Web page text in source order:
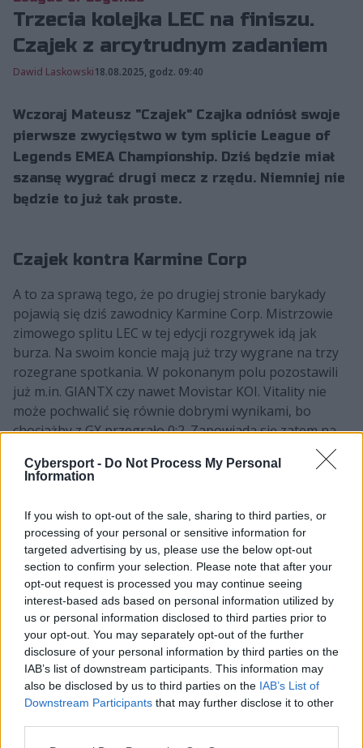
Cybersport - Do Not Process My Personal
Information
If you wish to opt-out of the sale, sharing to third parties, or
processing of your personal or sensitive information for
targeted advertising by us, please use the below opt-out
section to confirm your selection. Please note that after your
opt-out request is processed you may continue seeing
interest-based ads based on personal information utilized by
us or personal information disclosed to third parties prior to
your opt-out. You may separately opt-out of the further
disclosure of your personal information by third parties on the
IAB’s list of downstream participants. This information may
also be disclosed by us to third parties on the IAB’s List of
Downstream Participants that may further disclose it to other
Trzecia kolejka LEC na finiszu.
Czajek z arcytrudnym zadaniem
Dawid Laskowski18.08.2025, godz. 09:40
Wczoraj Mateusz "Czajek" Czajka odniósł swoje
pierwsze zwycięstwo w tym splicie League of
Legends EMEA Championship. Dziś będzie miał
szansę wygrać drugi mecz z rzędu. Niemniej nie
będzie to już tak proste.
Czajek kontra Karmine Corp
A to za sprawą tego, że po drugiej stronie barykady
pojawią się dziś zawodnicy Karmine Corp. Mistrzowie
zimowego splitu LEC w tej edycji rozgrywek idą jak
burza. Na swoim koncie mają już trzy wygrane na trzy
rozegrane spotkania. W pokonanym polu pozostawili
już m.in. GIANTX czy nawet Movistar KOI. Vitality nie
może pochwalić się równie dobrymi wynikami, bo
chociażby z GX przegrało 0:2. Zapowiada się zatem na
dość jednostronny bój, w którym Polak i jego kompania
bynajmniej nie będą faworytami. Gdyby się jednak
kontekście ewentualnego odpadnięcia z rywalizacji.
CZYTAJ TEŻ:Koniec piątego i start szóstego
tygodnia LPL. Top Esports już w play-offach
Rozgrzane G2 kontra przeciętne BDS
W drugim dzisiejszym meczu LEC G2 Esports zmierzy
się z Teamem BDS. Jeszcze kiedyś o tym zestawieniu
można było mówić jak o potencjalnie zaciętym. Wszak
szwajcarska organizacja wielokrotnie docierała do
czołowych miejsc play-offów. A teraz? Teraz to inna
para kaloszy. Ilias "nuc" Bizriken i jego koledzy nie są